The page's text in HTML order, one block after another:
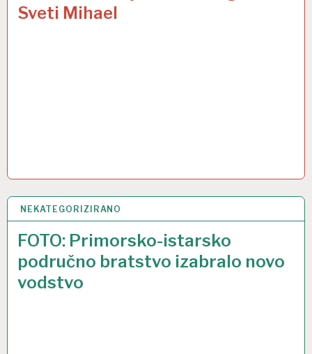
Sveti Mihael
NEKATEGORIZIRANO
FOTO: Primorsko-istarsko
područno bratstvo izabralo novo
vodstvo
7 PRO 2016